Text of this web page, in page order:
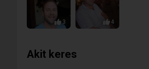
3 4
Akit keres